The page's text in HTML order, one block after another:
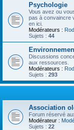
Psychologie
Vous avez ou
pas à convaincre
en ici.
Modérateurs : Rod
Sujets : 44
Discussions
aux ressources.
Modérateurs : Rod
Sujets : 293
Association
Forum réservé
Modérateur :
Sujets : 22